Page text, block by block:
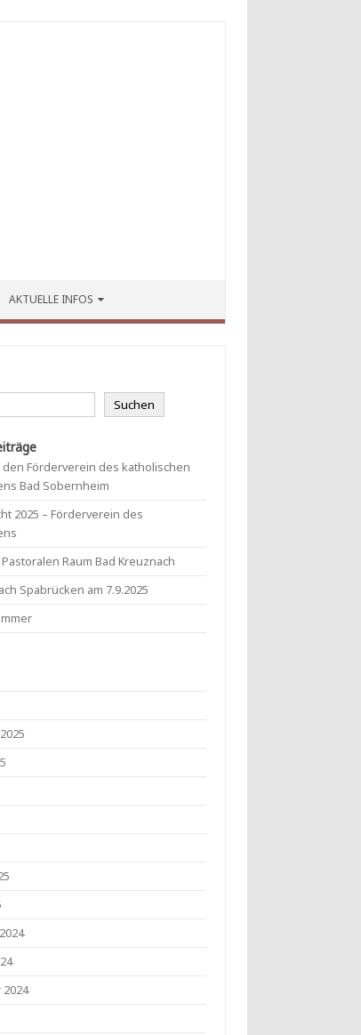
AKTUELLE INFOS
Suchen
Förderverein des katholischen
Bad Sobernheim
2025 – Förderverein des
Raum Bad Kreuznach
Spabrücken am 7.9.2025